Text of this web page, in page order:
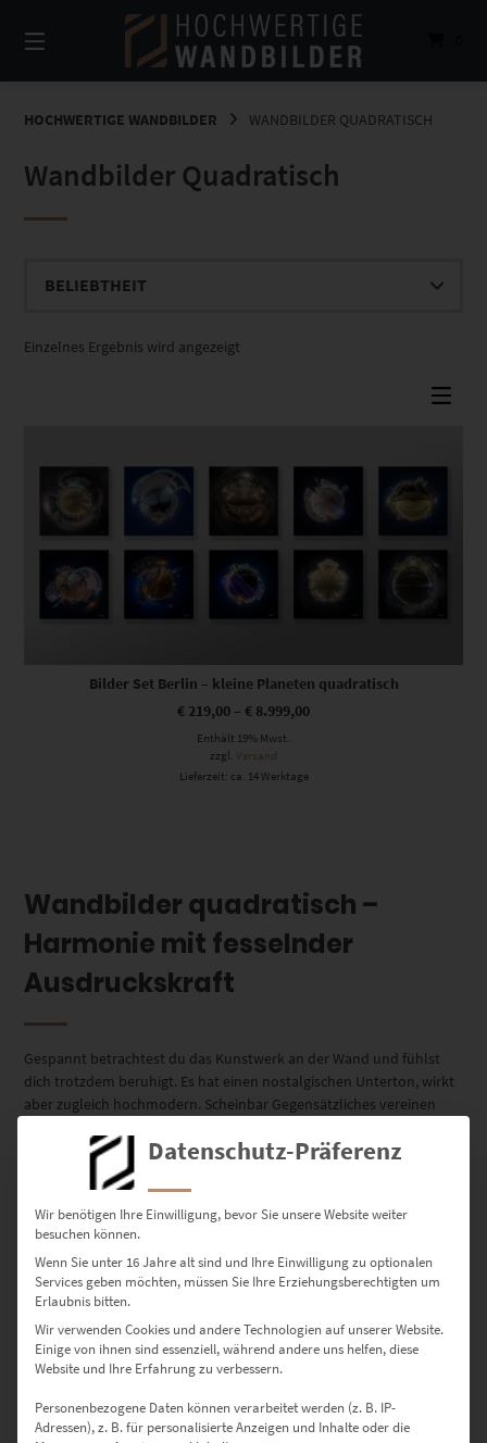
zum
Inhalt
HOCHWERTIGE WANDBILDER WANDBILDER QUADRATISCH
Wandbilder Quadratisch
Einzelnes Ergebnis wird angezeigt
Bilder Set Berlin – kleine Planeten quadratisch
€ 219,00 – € 8.999,00
Enthält 19% Mwst.
zzgl. Versand
Lieferzeit: ca. 14 Werktage
Wandbilder quadratisch –
Harmonie mit fesselnder
Ausdruckskraft
Gespannt betrachtest du das Kunstwerk an der Wand und fühlst
dich trotzdem beruhigt. Es hat einen nostalgischen Unterton, wirkt
aber zugleich hochmodern. Scheinbar Gegensätzliches vereinen
Raumgestalter das Format, das einzeln zur Geltung kommt und für
geschaffen ist.
Vorteilhaft für eindrucksvolle
Leinwandbilder
einem Leinwandbild, das quadratisch ist. Die Formatierung
erscheint dadurch neutral und erwartet keine Aufmerksamkeit.
Datenschutz-Präferenz
Wir benötigen Ihre Einwilligung, bevor Sie unsere Website weiter
besuchen können.
Wenn Sie unter 16 Jahre alt sind und Ihre Einwilligung zu optionalen
Services geben möchten, müssen Sie Ihre Erziehungsberechtigten um
Erlaubnis bitten.
Wir verwenden Cookies und andere Technologien auf unserer Website.
Einige von ihnen sind essenziell, während andere uns helfen, diese
Website und Ihre Erfahrung zu verbessern.
Personenbezogene Daten können verarbeitet werden (z. B. IP-
Adressen), z. B. für personalisierte Anzeigen und Inhalte oder die